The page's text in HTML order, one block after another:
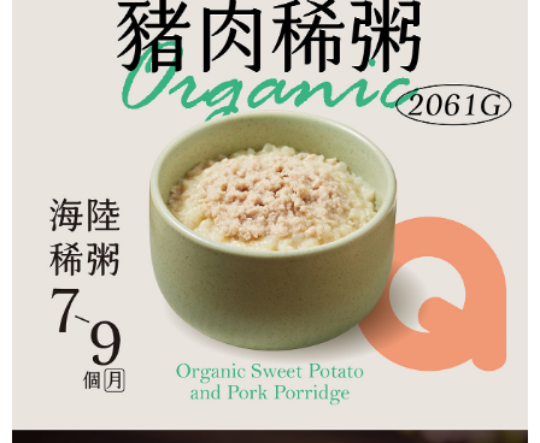
４．使用「AFTEE先享後付」時，將依據個別帳號之用戶狀況，依本公司即
時審查核予不同之上限額度；若仍有額度不足之情形，本公司將視審查結果
請求用戶進行身份認證。
５．嚴禁一人註冊多個帳號或使用他人資訊註冊。若發現惡意使用之情形，
恩沛科技股份有限公司將有權停止該用戶之使用額度並採取法律行動。